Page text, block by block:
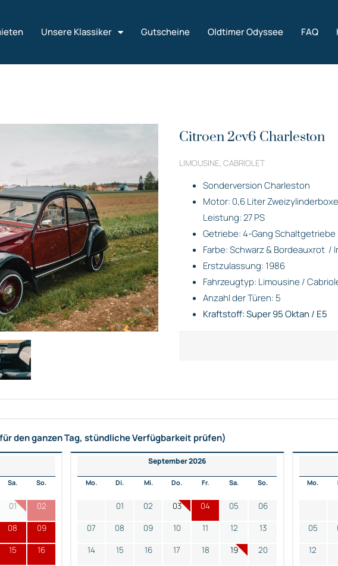
Unsere Klassiker Gutscheine Oldtimer Odyssee FAQ
Citroen 2cv6 Charleston
LIMOUSINE, CABRIOLET
Sonderversion Charleston
Motor: 0,6 Liter
Leistung: 27 PS
Getriebe: 4-Gang Schaltgetriebe
Farbe: Schwarz & Bordeauxrot /
Erstzulassung: 1986
Fahrzeugtyp: Limousine /
Anzahl der Türen: 5
Kraftstoff: Super 95 Oktan / E5
den ganzen Tag, stündliche Verfügbarkeit prüfen)
Sa. So.
01 02
08 09
15 16
September 2026
Mo. Di. Mi. Do. Fr. Sa. So.
01 02 03 04 05 06
07 08 09 10 11 12 13
14 15 16 17 18 19 20
Mo.
05
12